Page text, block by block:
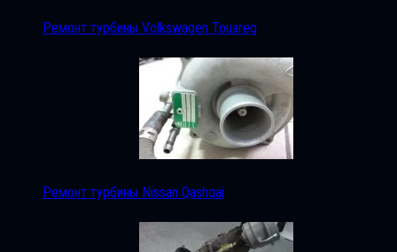
Ремонт турбины Volkswagen Touareg
Ремонт турбины Nissan Qashqai